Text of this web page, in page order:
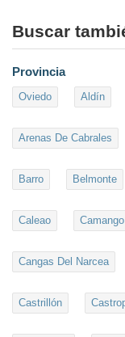
Buscar
Provincia
Oviedo Aldín
Arenas De Cabrales
Barro Belmonte
Caleao Camango
Cangas Del Narcea
Castrillón